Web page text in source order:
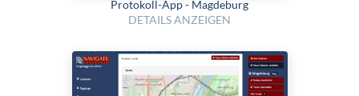
Protokoll-App - Magdeburg
DETAILS ANZEIGEN